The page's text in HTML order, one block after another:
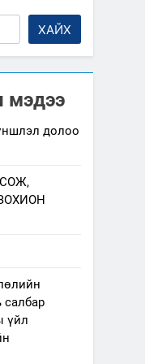
ХАЙХ
мэдээ
долоо
салбар
үйл